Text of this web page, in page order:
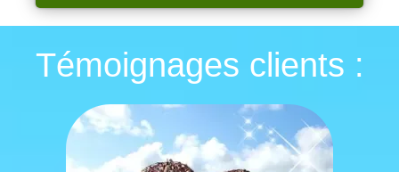
Témoignages clients :